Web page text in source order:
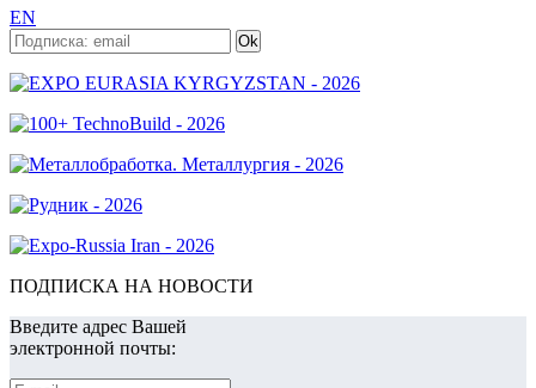
EN
ПОДПИСКА НА НОВОСТИ
Введите адрес Вашей
электронной почты: